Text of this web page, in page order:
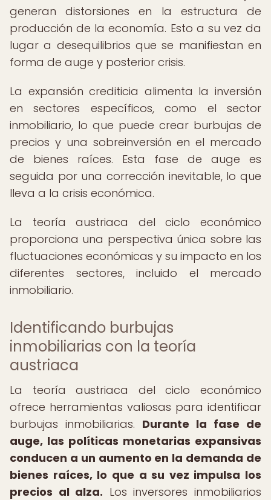
generan distorsiones en la estructura de
producción de la economía. Esto a su vez da
lugar a desequilibrios que se manifiestan en
forma de auge y posterior crisis.
La expansión crediticia alimenta la inversión
en sectores específicos, como el sector
inmobiliario, lo que puede crear burbujas de
precios y una sobreinversión en el mercado
de bienes raíces. Esta fase de auge es
seguida por una corrección inevitable, lo que
lleva a la crisis económica.
La teoría austriaca del ciclo económico
proporciona una perspectiva única sobre las
fluctuaciones económicas y su impacto en los
diferentes sectores, incluido el mercado
inmobiliario.
Identificando burbujas
inmobiliarias con la teoría
austriaca
La teoría austriaca del ciclo económico
ofrece herramientas valiosas para identificar
burbujas inmobiliarias. Durante la fase de
auge, las políticas monetarias expansivas
conducen a un aumento en la demanda de
bienes raíces, lo que a su vez impulsa los
precios al alza. Los inversores inmobiliarios